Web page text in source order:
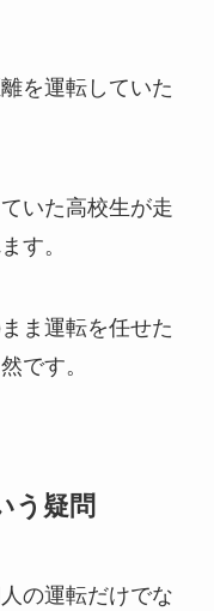
を運転していた
いた高校生が走
す。
ま運転を任せた
です。
う疑問
の運転だけでな